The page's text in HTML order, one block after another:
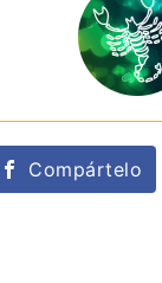
Compártelo